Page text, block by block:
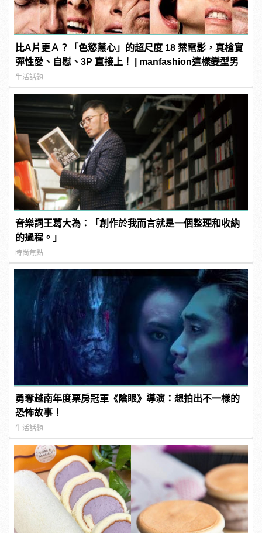
比A片更Ａ？「色慾薰心」的超尺度 18 禁電影，真槍實
彈性愛、自慰、3P 直接上！ | manfashion這樣變型男
生活話題
音樂詞王葛大為：「創作於我而言就是一個整理和收納
的過程。」
時尚焦點
勇奪越南年度票房冠軍《陰眼》導演：想拍出不一樣的
恐怖故事！
生活話題